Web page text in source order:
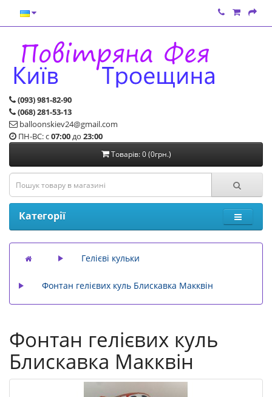
(093) 981-82-90
(068) 281-53-13
balloonskiev24@gmail.com
ПН-ВС: с07:00до 23:00
Товарів: 0 (0грн.)
Категорії
Гелієві кульки
Фонтан гелієвих куль Блискавка Макквін
Фонтан гелієвих куль
Блискавка Макквін